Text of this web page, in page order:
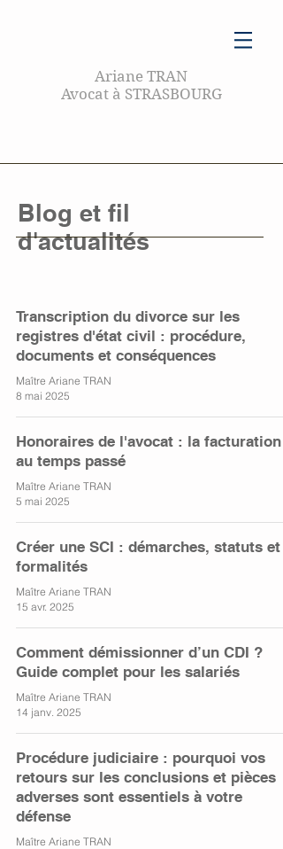
Ariane TRAN
Avocat à STRASBOURG
Blog et fil
d'actualités
Transcription du divorce sur les
registres d'état civil : procédure,
documents et conséquences
Maître Ariane TRAN
8 mai 2025
Honoraires de l'avocat : la facturation
au temps passé
Maître Ariane TRAN
5 mai 2025
Créer une SCI : démarches, statuts et
formalités
Maître Ariane TRAN
15 avr. 2025
Comment démissionner d’un CDI ?
Guide complet pour les salariés
Maître Ariane TRAN
14 janv. 2025
Procédure judiciaire : pourquoi vos
retours sur les conclusions et pièces
adverses sont essentiels à votre
défense
Maître Ariane TRAN